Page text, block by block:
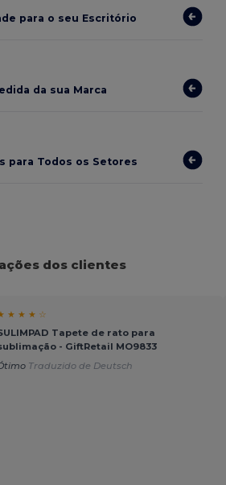
para o seu Escritório
da sua Marca
para Todos os Setores
dos clientes
★ ★ ★ ☆
Tapete de rato para
- GiftRetail MO9833
Traduzido de Deutsch